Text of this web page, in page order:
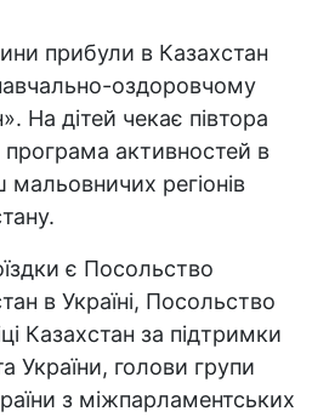
прибули в Казахстан
оздоровчому
На дітей чекає півтора
активностей в
регіонів
є Посольство
в Україні, Посольство
Казахстан за підтримки
України, голови групи
з міжпарламентських